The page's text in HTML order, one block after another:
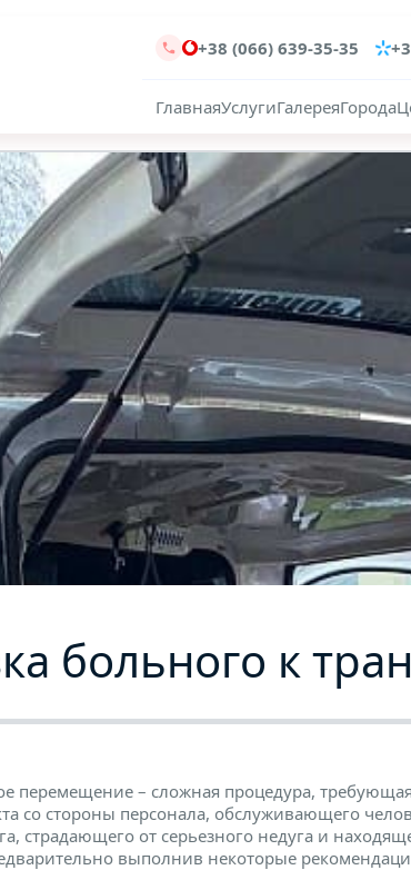
+38 (066) 639-35-35
ГлавнаяУслугиГалереяГорода
больного к
перемещение – сложная процедура, требующая
со стороны персонала, обслуживающего
страдающего от серьезного недуга и
выполнив некоторые